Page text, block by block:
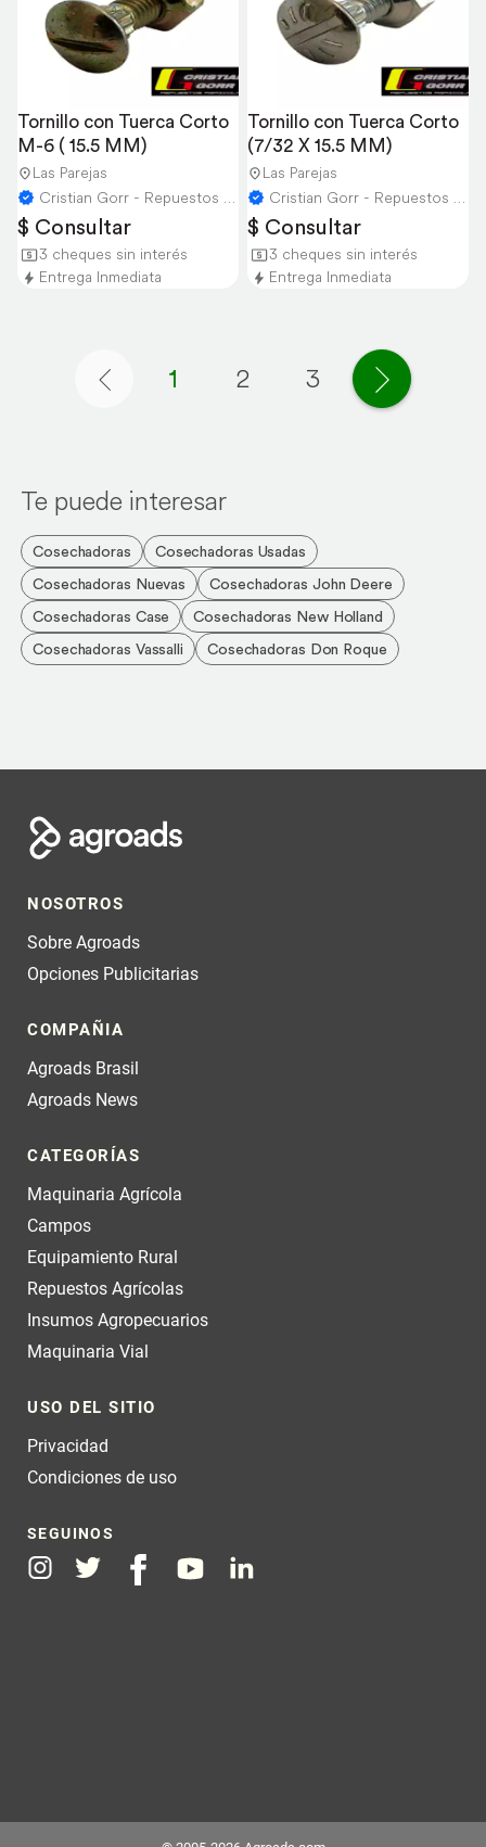
Tornillo con Tuerca Corto
M-6 ( 15.5 MM)
Las Parejas
Cristian Gorr - Repuestos Agricolas
$ Consultar
3 cheques sin interés
Entrega Inmediata
Tornillo con Tuerca Corto
(7/32 X 15.5 MM)
Las Parejas
Cristian Gorr - Repuestos Agricolas
$ Consultar
3 cheques sin interés
Entrega Inmediata
1 2
3
Te puede interesar
Cosechadoras
Cosechadoras Usadas
Cosechadoras Nuevas
Cosechadoras John Deere
Cosechadoras Case
Cosechadoras New Holland
Cosechadoras Vassalli
Cosechadoras Don Roque
NOSOTROS
Sobre Agroads
Opciones Publicitarias
COMPAÑIA
Agroads Brasil
Agroads News
CATEGORÍAS
Maquinaria Agrícola
Campos
Equipamiento Rural
Repuestos Agrícolas
Insumos Agropecuarios
Maquinaria Vial
USO DEL SITIO
Privacidad
Condiciones de uso
SEGUINOS
InstagramTwitter FacebookYoutubeLinkedin